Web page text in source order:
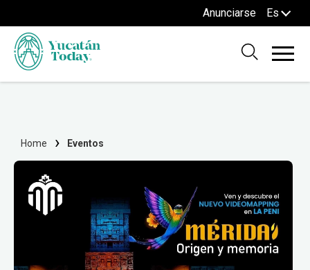
Anunciarse Es
Home Eventos